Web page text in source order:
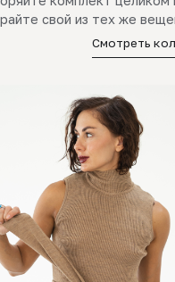
свой из тех же
Смотреть